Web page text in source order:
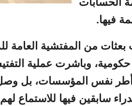
فيها.
من المفتشية العامة
وباشرت عملية
نفس المؤسسات، بل وصل
سابقين فيها للاستماع